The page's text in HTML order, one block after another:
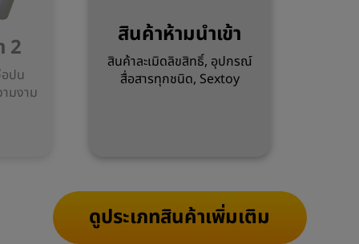
2
ปน
มงาม
สินค้าห้ามนำเข้า
สินค้าละเมิดลิขสิทธิ์, อุปกรณ์
สื่อสารทุกชนิด, Sextoy
ดูประเภทสินค้าเพิ่มเติม